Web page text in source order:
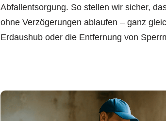
Abfallentsorgung. So stellen wir sicher,
ohne Verzögerungen ablaufen – ganz
Erdaushub oder die Entfernung von